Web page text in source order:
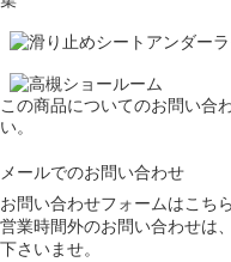
この商品についてのお問い合
い。
メールでのお問い合わせ
お問い合わせフォームはこちら
営業時間外のお問い合わせは
下さいませ。